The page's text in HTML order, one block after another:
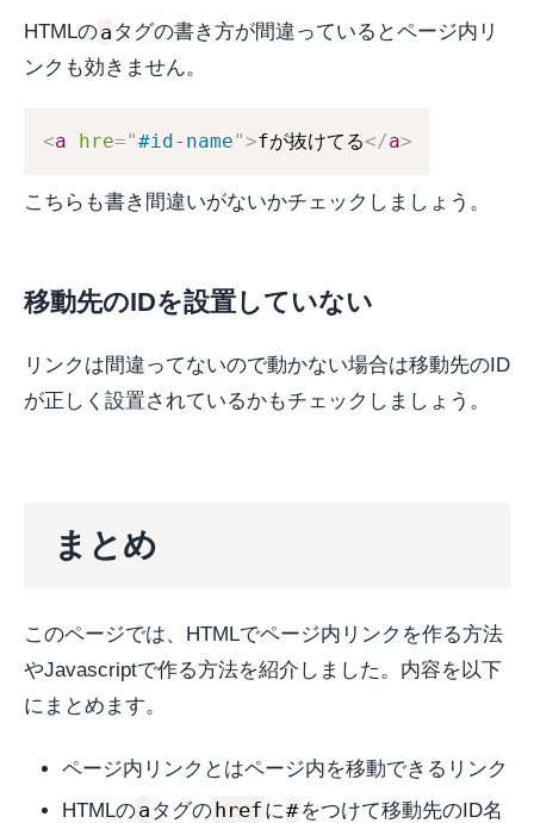
HTMLのa タグの書き方が間違っているとページ内リ
ンクも効きません。
<a hre="#id-name">fが抜けてる</a>
こちらも書き間違いがないかチェックしましょう。
移動先のIDを設置していない
リンクは間違ってないので動かない場合は移動先のID
が正しく設置されているかもチェックしましょう。
まとめ
このページでは、HTMLでページ内リンクを作る方法
やJavascriptで作る方法を紹介しました。内容を以下
にまとめます。
ページ内リンクとはページ内を移動できるリンク
HTMLのa タグのhref に#をつけて移動先のID名